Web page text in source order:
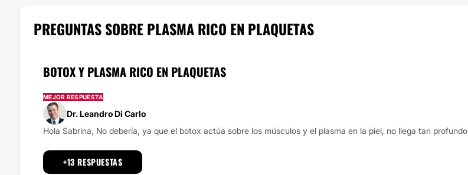
PREGUNTAS SOBRE PLASMA RICO EN PLAQUETAS
BOTOX Y PLASMA RICO EN PLAQUETAS
MEJOR RESPUESTA
Dr. Leandro Di Carlo
Hola Sabrina, No debería, ya que el botox actúa sobre los músculos y el plasma en la piel, no llega tan profundo
+13 RESPUESTAS